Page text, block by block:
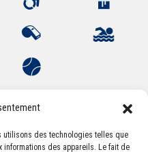
utilisons des technologies telles que
informations des appareils. Le fait de
Montferrandaise